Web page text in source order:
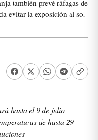
también prevé ráfagas de
evitar la exposición al sol
hasta el 9 de julio
de hasta 29